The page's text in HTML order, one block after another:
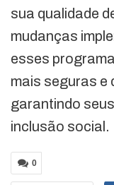
sua qualidade
mudanças
esses
mais seguras e
garantindo
inclusão social.
0